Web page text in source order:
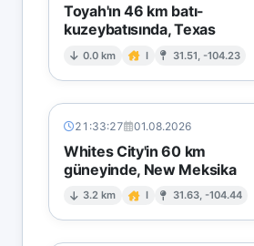
Toyah'ın 46 km batı-
kuzeybatısında, Texas
0.0 km I 31.51, -104.23
21:33:27 01.08.2026
Whites City'in 60 km
güneyinde, New Meksika
3.2 km I 31.63, -104.44